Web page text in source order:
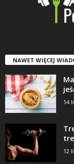
NAWET WIĘCEJ
14
12